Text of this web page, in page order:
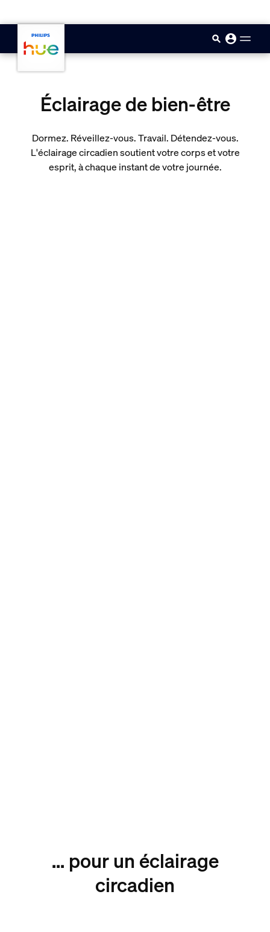
Éclairage de bien-être
Dormez. Réveillez-vous. Travail. Détendez-vous.
L'éclairage circadien soutient votre corps et votre
esprit, à chaque instant de votre journée.
... pour un éclairage
circadien